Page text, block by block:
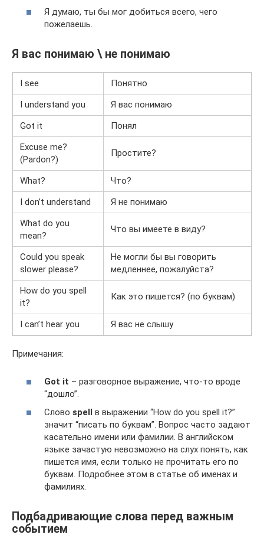
Я думаю, ты бы мог добиться всего, чего
пожелаешь.
Я вас понимаю \ не понимаю
I see
Понятно
I understand you
Я вас понимаю
Got it
Понял
Excuse me?
(Pardon?)
Простите?
What?
Что?
I don’t understand
Я не понимаю
What do you
mean?
Что вы имеете в виду?
Could you speak
slower please?
Не могли бы вы говорить
медленнее, пожалуйста?
How do you spell
it?
Как это пишется? (по буквам)
I can’t hear you Я вас не слышу
Примечания:
Got it – разговорное выражение, что-то вроде
“дошло”.
Слово spell в выражении “How do you spell it?”
значит “писать по буквам”. Вопрос часто задают
касательно имени или фамилии. В английском
языке зачастую невозможно на слух понять, как
пишется имя, если только не прочитать его по
буквам. Подробнее этом в статье об именах и
фамилиях.
Подбадривающие слова перед важным
событием